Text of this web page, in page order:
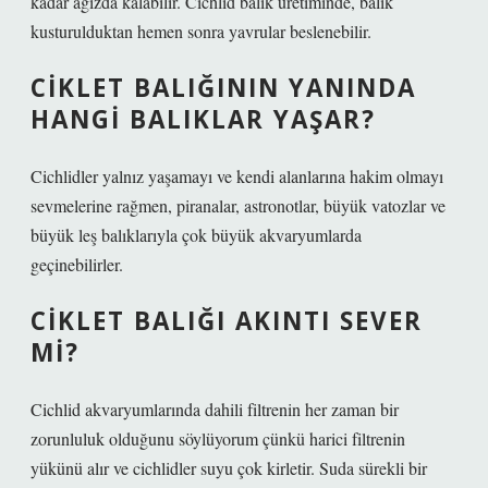
kusturulduktan hemen sonra yavrular beslenebilir.
CIKLET BALIĞININ YANINDA
HANGI BALIKLAR YAŞAR?
Cichlidler yalnız yaşamayı ve kendi alanlarına hakim olmayı
sevmelerine rağmen, piranalar, astronotlar, büyük vatozlar ve
büyük leş balıklarıyla çok büyük akvaryumlarda
geçinebilirler.
CIKLET BALIĞI AKINTI SEVER
MI?
Cichlid akvaryumlarında dahili filtrenin her zaman bir
zorunluluk olduğunu söylüyorum çünkü harici filtrenin
yükünü alır ve cichlidler suyu çok kirletir. Suda sürekli bir